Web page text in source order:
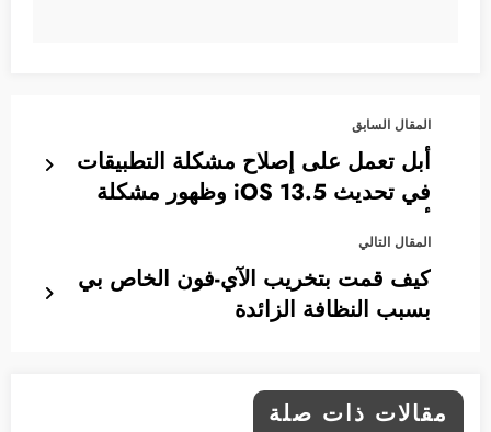
المقال السابق
أبل تعمل على إصلاح مشكلة التطبيقات
في تحديث iOS 13.5 وظهور مشكلة
أخرى
المقال التالي
كيف قمت بتخريب الآي-فون الخاص بي
بسبب النظافة الزائدة
مقالات ذات صلة